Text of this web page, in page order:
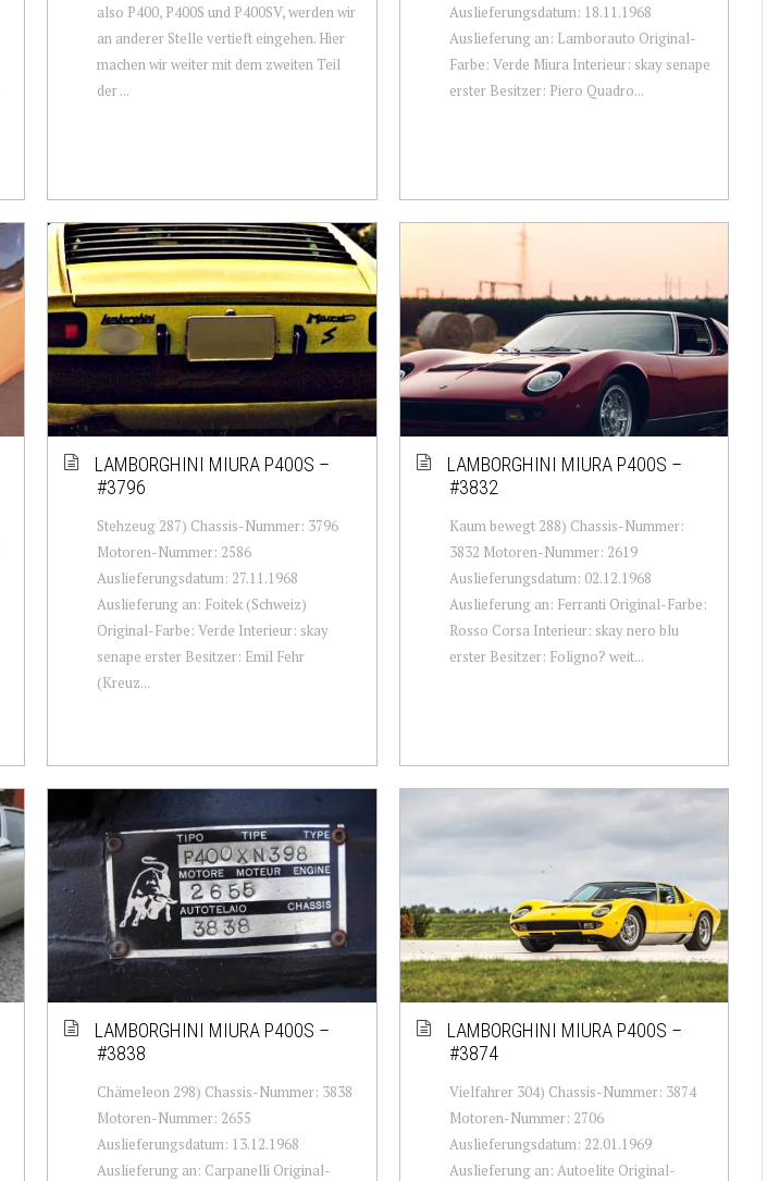
also P400, P400S und P400SV, werden wir
an anderer Stelle vertieft eingehen. Hier
machen wir weiter mit dem zweiten Teil
der ...
Auslieferungsdatum: 18.11.1968
Auslieferung an: Lamborauto Original-
Farbe: Verde Miura Interieur: skay senape
erster Besitzer: Piero Quadro...
LAMBORGHINI MIURA P400S –
#3796
Stehzeug 287) Chassis-Nummer: 3796
Motoren-Nummer: 2586
Auslieferungsdatum: 27.11.1968
Auslieferung an: Foitek (Schweiz)
Original-Farbe: Verde Interieur: skay
senape erster Besitzer: Emil Fehr
(Kreuz...
LAMBORGHINI MIURA P400S –
#3832
Kaum bewegt 288) Chassis-Nummer:
3832 Motoren-Nummer: 2619
Auslieferungsdatum: 02.12.1968
Auslieferung an: Ferranti Original-Farbe:
Rosso Corsa Interieur: skay nero blu
erster Besitzer: Foligno? weit...
LAMBORGHINI MIURA P400S –
#3838
Chämeleon 298) Chassis-Nummer: 3838
Motoren-Nummer: 2655
Auslieferungsdatum: 13.12.1968
Auslieferung an: Carpanelli Original-
LAMBORGHINI MIURA P400S –
#3874
Vielfahrer 304) Chassis-Nummer: 3874
Motoren-Nummer: 2706
Auslieferungsdatum: 22.01.1969
Auslieferung an: Autoelite Original-